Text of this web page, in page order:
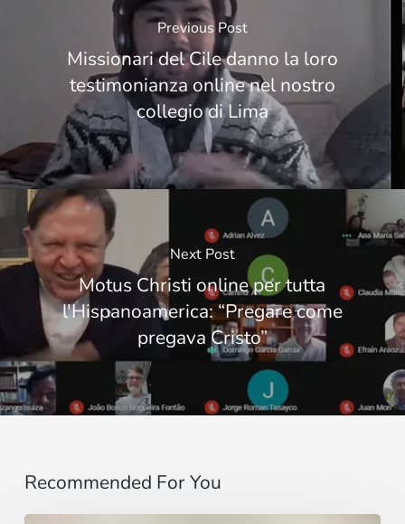
Previous Post
Missionari del Cile danno la loro
testimonianza online nel nostro
collegio di Lima
Next Post
Motus Christi online per tutta
l'Hispanoamerica: “Pregare come
pregava Cristo”
Recommended For You